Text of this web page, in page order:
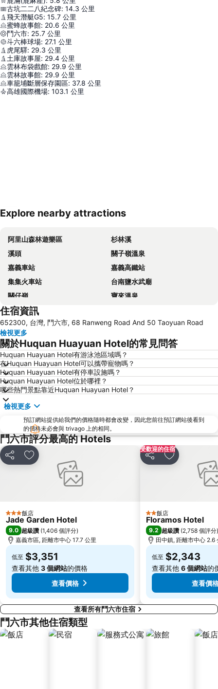
古坑二二八紀念碑: 14.3 公里
飛天潛艇G5: 15.7 公里
蜜蜂故事館: 20.6 公里
鬥六市: 25.7 公里
斗六棒球場: 27.1 公里
虎尾驛: 29.3 公里
土庫故事屋: 29.4 公里
雲林布袋戲館: 29.9 公里
雲林故事館: 29.9 公里
車籠埔斷層保存園區: 37.8 公里
高雄國際機場: 103.1 公里
Explore nearby attractions
阿里山森林遊樂區
杉林溪
溪頭
關子嶺溫泉
嘉義車站
嘉義高鐵站
集集火車站
台南鹽水武廟
關仔嶺
寶來溫泉
曾文水庫風景區
妖怪村
走馬瀨農場
東石漁港
水里火車站
梅嶺風景區
天空之橋猴探井天梯
高雄荖濃溪
高雄不老溫泉區
住宿資訊
652300, 台灣, 鬥六市, 68 Ranweng Road And 50 Taoyuan Road
檢視更多
關於Huquan Huayuan Hotel的常見問答
Huquan Huayuan Hotel有游泳池區域嗎？
在Huquan Huayuan Hotel可以攜帶寵物嗎？
Huquan Huayuan Hotel有停車設施嗎？
Huquan Huayuan Hotel位於哪裡？
哪些熱門景點靠近Huquan Huayuan Hotel？
檢視更多
預訂網站提供給我們的價格隨時都會改變，因此您前往預訂網站後看到
的價格未必會與 trivago 上的相同。
鬥六市評分最高的 Hotels
分享 加入我的最愛
3 星級飯店
Jade Garden Hotel
9.0 超級讚 (1,406 個評分)
嘉義市區, 距離市中心 17.7 公里
低至 $3,351
查看其他 3 個網站的價格
查看價格
受歡迎的住宿
分享 加入我的最愛
2 星級
飯店
Floramos Hotel
9.2 超級讚 (2,758 個評分)
田中鎮, 距離市中心 2.6
低至 $2,343
查看其他 6 個網站的
查看價
查看所有鬥六市住宿
鬥六市其他住宿類型